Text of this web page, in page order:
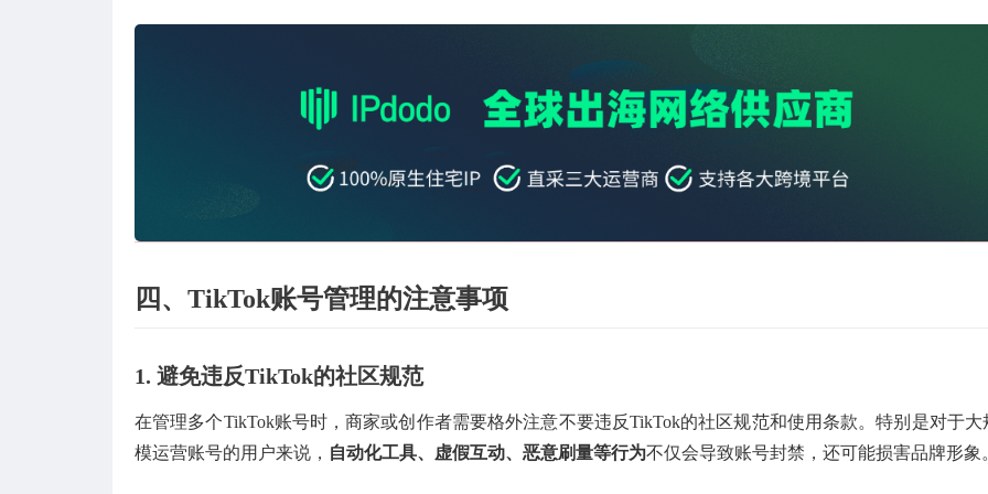
四、TikTok账号管理的注意事项
1. 避免违反TikTok的社区规范
在管理多个TikTok账号时，商家或创作者需要格外注意不要违反TikTok的社区规范和使用条款。特别是对于大
模运营账号的用户来说， 自动化工具、虚假互动、恶意刷量等行为不仅会导致账号封禁，还可能损害品牌形象